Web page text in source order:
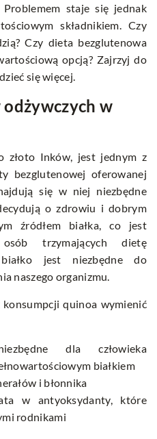
staje się jednak
składnikiem. Czy
Czy dieta bezglutenowa
opcją? Zajrzyj do
się więcej.
odżywczych w
złoto Inków, jest jednym z
bezglutenowej oferowanej
się w niej niezbędne
o zdrowiu i dobrym
źródłem białka, co jest
trzymających dietę
białko jest niezbędne do
naszego organizmu.
quinoa wymienić
dla człowieka
białkiem
i błonnika
w antyoksydanty, które
rodnikami